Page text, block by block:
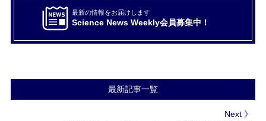
最新の情報をお届けします
Science News Weekly会員募集中！
最新記事一覧
Next 》